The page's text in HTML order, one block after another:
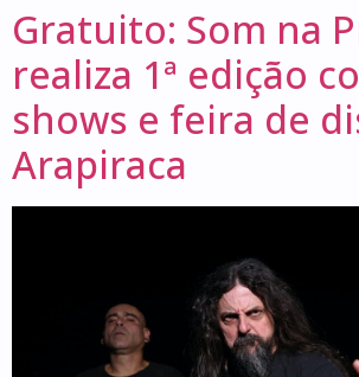
Gratuito: Som na
realiza 1ª edição
shows e feira de
Arapiraca